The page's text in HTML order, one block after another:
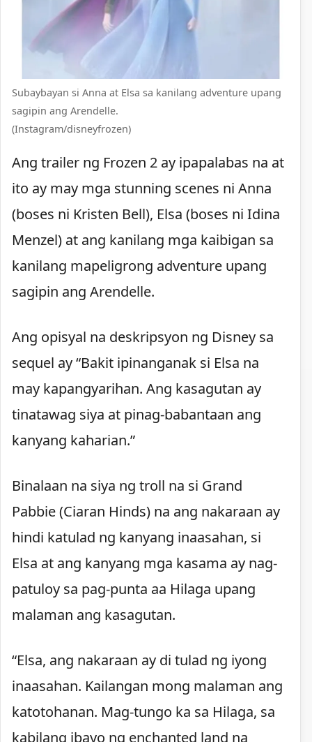
Subaybayan si Anna at Elsa sa kanilang adventure upang
sagipin ang Arendelle.
(Instagram/disneyfrozen)
Ang trailer ng Frozen 2 ay ipapalabas na at
ito ay may mga stunning scenes ni Anna
(boses ni Kristen Bell), Elsa (boses ni Idina
Menzel) at ang kanilang mga kaibigan sa
kanilang mapeligrong adventure upang
sagipin ang Arendelle.
Ang opisyal na deskripsyon ng Disney sa
sequel ay “Bakit ipinanganak si Elsa na
may kapangyarihan. Ang kasagutan ay
tinatawag siya at pinag-babantaan ang
kanyang kaharian.”
Binalaan na siya ng troll na si Grand
Pabbie (Ciaran Hinds) na ang nakaraan ay
hindi katulad ng kanyang inaasahan, si
Elsa at ang kanyang mga kasama ay nag-
patuloy sa pag-punta aa Hilaga upang
malaman ang kasagutan.
“Elsa, ang nakaraan ay di tulad ng iyong
inaasahan. Kailangan mong malaman ang
katotohanan. Mag-tungo ka sa Hilaga, sa
kabilang ibayo ng enchanted land na